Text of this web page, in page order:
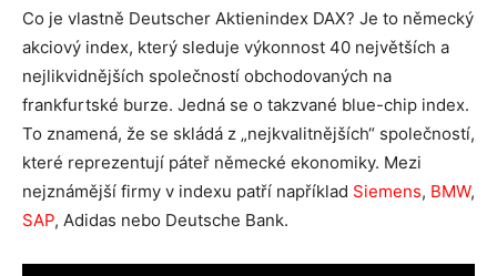
Co je vlastně Deutscher Aktienindex DAX? Je to německý
akciový index, který sleduje výkonnost 40 největších a
nejlikvidnějších společností obchodovaných na
frankfurtské burze. Jedná se o takzvané blue-chip index.
To znamená, že se skládá z „nejkvalitnějších“ společností,
které reprezentují páteř německé ekonomiky. Mezi
nejznámější firmy v indexu patří například Siemens, BMW,
SAP, Adidas nebo Deutsche Bank.